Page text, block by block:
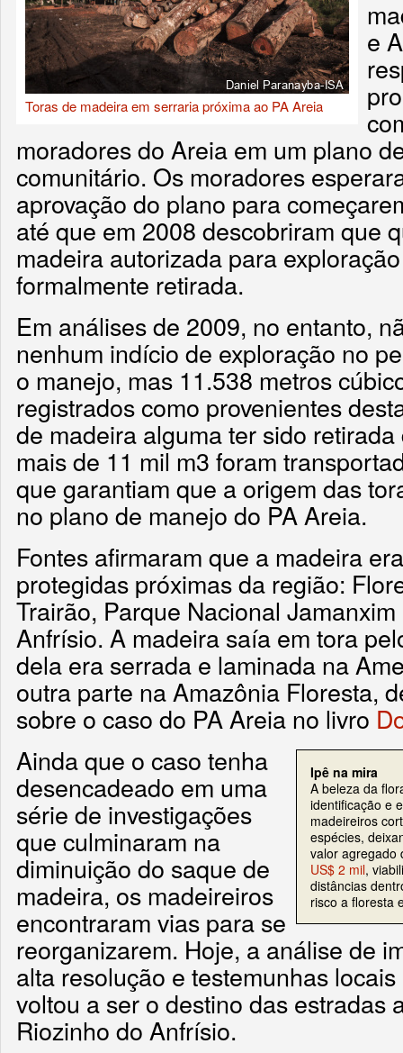
Toras de madeira em serraria próxima ao PA Areia
e
moradores do Areia em um plano
comunitário. Os moradores
aprovação do plano para
até que em 2008 descobriram que
madeira autorizada para
formalmente retirada.
Em análises de 2009, no entanto,
nenhum indício de exploração no
o manejo, mas 11.538 metros
registrados como provenientes
de madeira alguma ter sido
mais de 11 mil m3 foram
que garantiam que a origem das
no plano de manejo do PA Areia.
Fontes afirmaram que a madeira
protegidas próximas da região:
Trairão, Parque Nacional
Anfrísio. A madeira saía em tora
dela era serrada e laminada na
outra parte na Amazônia Floresta,
sobre o caso do PA Areia no livro
Ipê na mira
A beleza da
identificação e
madeireiros
espécies,
valor agregado
US$ 2 mil,
distâncias
risco a floresta
Ainda que o caso tenha
desencadeado em uma
série de investigações
que culminaram na
diminuição do saque de
madeira, os madeireiros
encontraram vias para se
reorganizarem. Hoje, a análise de
alta resolução e testemunhas
voltou a ser o destino das estradas
Riozinho do Anfrísio.